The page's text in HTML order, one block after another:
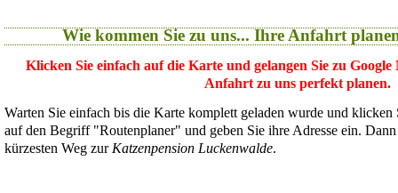
Wie kommen Sie zu uns... Ihre Anfahrt
Klicken Sie einfach auf die Karte und gelangen Sie zu
Anfahrt zu uns perfekt planen.
Warten Sie einfach bis die Karte komplett geladen wurde und
auf den Begriff "Routenplaner" und geben Sie ihre Adresse ein.
kürzesten Weg zur Katzenpension Luckenwalde.